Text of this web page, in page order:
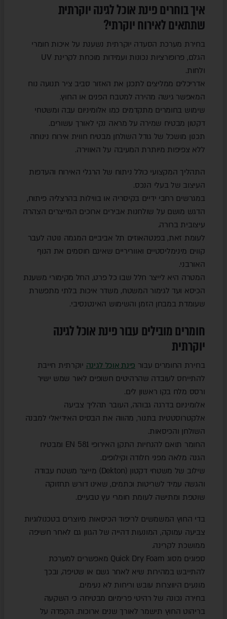
איך בוחרים פינת אוכל לגינה יוקרתית
שתתאים לאירוח יוקרתי?
בחירת מערכת הסעדה יוקרתית נשענת על איכות חומרי
הגלם, פרופורציות נכונות ועמידות מוכחת לקרינת UV
ולחות.
אדריכלים ממליצים לתכנן את האזור סביב ציר תנועה נוח
המאפשר גישה מהירה למטבח הפנים או החוץ.
שימוש בחומרים מתקדמים כמו אלומיניום עבה ומשטחי
דקטון מבטיח שמירה על מראה נקי לאורך עשורים.
תכנון מושכל של גודל השולחן מבטיח חווית אירוח נינוחה
ללא צפיפות מיותרת המעיבה על האווירה.
התהליך המקצועי כולל ניתוח של הרגלי האירוח והעדפות
העיצוב של בעלי הנכס.
במגרשים רחבי ידיים בקיסריה או בווילות בהרצליה פיתוח,
הדגש מושם על שולחנות אבירים ארוכים המייצרים הצהרה
עיצובית ברורה.
לעומת זאת, בפנטהאוזים תל אביביים המגמה נוטה לעבר
קווים מינימליסטיים ואווריריים שאינם חוסמים את הנוף
האורבני.
המטרה היא לייצר חלל שבו כל פרט, החל מקימורי משענת
הכיסא ועד לגימור המשטח, משדר איכות בלתי מתפשרת
שעומדת במבחן הזמן והשימוש האינטנסיבי.
חומרים מובילים עבור פינת אוכל לגינה
יוקרתית
בחירת החומרים עבור פינת אוכל לגינה יוקרתית חייבת
להתייחס לעובדה שהרהיטים חשופים לאור שמש ישיר
ורסס מלח בקו ראשון לים.
אלומיניום בדרגה גבוהה, העובר תהליך צביעה
אלקטרוסטטית בתנור, מהווה את הבסיס האידיאלי למבנה
השולחן והכיסאות.
החומר תואם להנחיות התקן האירופי EN 581 ומבטיח
הגנה מלאה מפני חלודה וקילופים.
שילוב של משטחי דקטון (Dekton) מייצר משטח עבודה
והגשה עמיד לשריטות וכתמים, שאינו דורש תחזוקה
שוטפת ומתישה לעומת חומרי עץ טבעיים.
בדי החוץ המשמשים לריפוד הכיסאות מיוצרים בטכנולוגיות
צביעה עמוקה, המונעות דהייה של הגוון גם לאחר חשיפה
ממושכת לקרינה.
ספוגים מסוג Quick Dry Foam מאפשרים למערכת
להתייבש במהירות שיא לאחר גשם או שטיפה, ובכך
מונעים היווצרות עובש וריחות לא נעימים.
בחירה נכונה של רהיטי פרימיום מבטיחה כי השקעה
בריהוט החוץ תישמר לאורך שנים ארוכות. הקפדה על